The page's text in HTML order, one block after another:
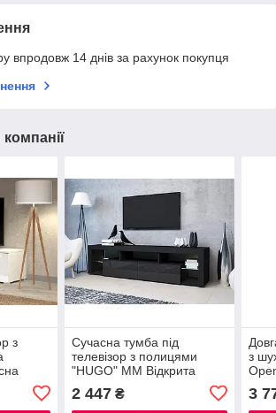
впродовж 14 днів за рахунок покупця
з
Сучасна тумба під
телевізор з полицями
"HUGO" ММ Відкрита
ТВ
2 447₴
з
3